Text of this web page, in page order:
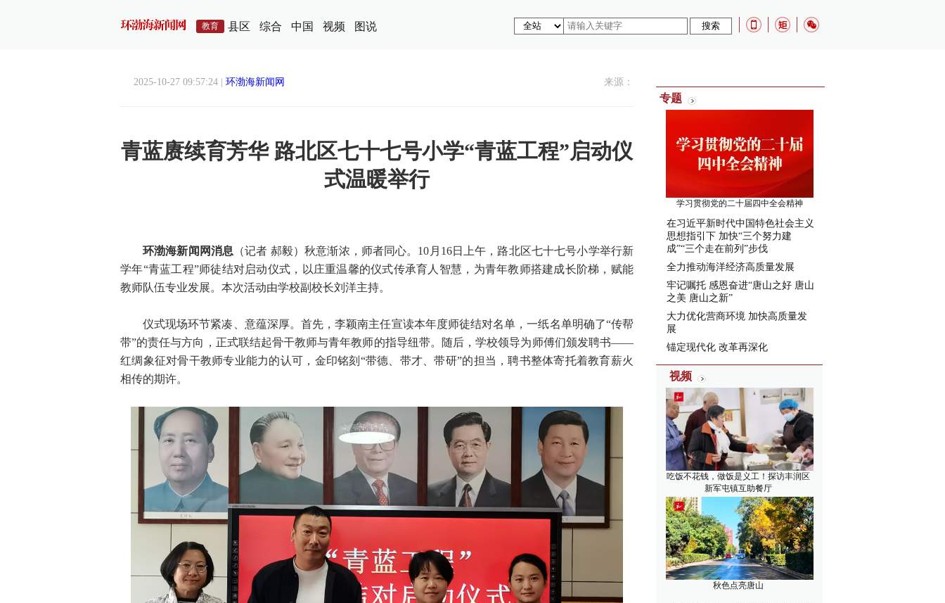
教育 县区 综合 中国 视频 图说
2025-10-27 09:57:24 | 环渤海新闻网 来源：
青蓝赓续育芳华 路北区七十七号小学“青蓝工程”启动仪
式温暖举行
环渤海新闻网消息 （记者 郝毅）秋意渐浓，师者同心。10月16日上午，路北区七十七号小学举行新
学年“青蓝工程”师徒结对启动仪式，以庄重温馨的仪式传承育人智慧，为青年教师搭建成长阶梯，赋能
教师队伍专业发展。本次活动由学校副校长刘洋主持。
仪式现场环节紧凑、意蕴深厚。首先，李颖南主任宣读本年度师徒结对名单，一纸名单明确了“传帮
带”的责任与方向，正式联结起骨干教师与青年教师的指导纽带。随后，学校领导为师傅们颁发聘书——
红绸象征对骨干教师专业能力的认可，金印铭刻“带德、带才、带研”的担当，聘书整体寄托着教育薪火
相传的期许。
专题
学习贯彻党的二十届四中全会精神
在习近平新时代中国特色社会主义
思想指引下 加快“三个努力建
成”“三个走在前列”步伐
全力推动海洋经济高质量发展
牢记嘱托 感恩奋进“唐山之好 唐山
之美 唐山之新”
大力优化营商环境 加快高质量发
展
锚定现代化 改革再深化
视频
吃饭不花钱，做饭是义工！探访丰润区
新军屯镇互助餐厅
秋色点亮唐山